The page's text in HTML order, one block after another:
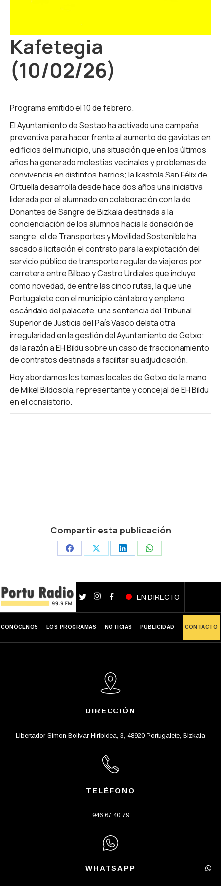
Kafetegia
(10/02/26)
Programa emitido el 10 de febrero.
El Ayuntamiento de Sestao ha activado una campaña
preventiva para hacer frente al aumento de gaviotas en
edificios del municipio, una situación que en los últimos
años ha generado molestias vecinales y problemas de
convivencia en distintos barrios; la Ikastola San Félix de
Ortuella desarrolla desde hace dos años una iniciativa
liderada por el alumnado en colaboración con la de
Donantes de Sangre de Bizkaia destinada a la
concienciación de los alumnos hacia la donación de
sangre; el de Transportes y Movilidad Sostenible ha
sacado a licitación el contrato para la explotación del
servicio público de transporte regular de viajeros por
carretera entre Bilbao y Castro Urdiales que incluye
como novedad, de entre las cinco rutas, la que une
Portugalete con el municipio cántabro y enpleno
escándalo del palacete, una sentencia del Tribunal
Superior de Justicia del País Vasco delata otra
irregularidad en la gestión del Ayuntamiento de Getxo:
da la razón a EH Bildu sobre un caso de fraccionamiento
de contratos destinada a facilitar su adjudicación.
Hoy abordamos los temas locales de Getxo de la mano
de Mikel Bildosola, representante y concejal de EH Bildu
en el consistorio.
Compartir esta publicación
Share
Facebook
Share
X
Share
LinkedIn
Share
WhatsApp
EN DIRECTO
CONÓCENOS LOS PROGRAMAS NOTICIAS PUBLICIDAD CONTACTO
DIRECCIÓN
Libertador Simon Bolivar Hiribidea, 3, 48920 Portugalete, Bizkaia
TELÉFONO
946 67 40 79
WHATSAPP